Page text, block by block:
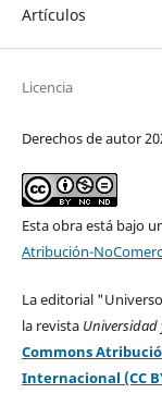
Artículos
Licencia
Derechos de autor
Esta obra está bajo
Atribución-
La editorial
la revista Universidad
Commons
Internacional (CC